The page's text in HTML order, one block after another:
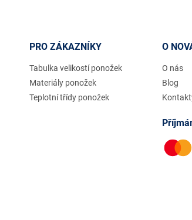
PRO ZÁKAZNÍKY
Tabulka velikostí ponožek
Materiály ponožek
Teplotní třídy ponožek
O
O nás
Blog